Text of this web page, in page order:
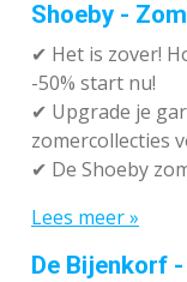
Shoeby -
✔ Het is zover!
-50% start nu!
✔ Upgrade je
zomercollecties
✔ De Shoeby
Lees meer »
De Bijenkorf